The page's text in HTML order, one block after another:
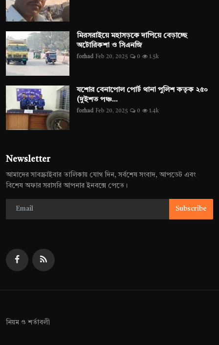
মিরসরাইয়ে মহাসড়কে দাপিয়ে বেড়াচ্ছে
অটোরিকশা ও সিএনজি
forhad Feb 20, 2025 0 1.5k
যশোর বেনাপোল পোর্ট থানা পুলিশ কতৃক ২৫০
(দুইশত পঞ্চ...
forhad Feb 20, 2025 0 1.4k
Newsletter
আমাদের সাবস্ক্রাইবার তালিকায় যোগ দিন, সর্বশেষ সংবাদ, আপডেট এবং
বিশেষ অফার সরাসরি আপনার ইনবক্সে পেতে।
Subscribe
নিয়ম ও শর্তাবলী